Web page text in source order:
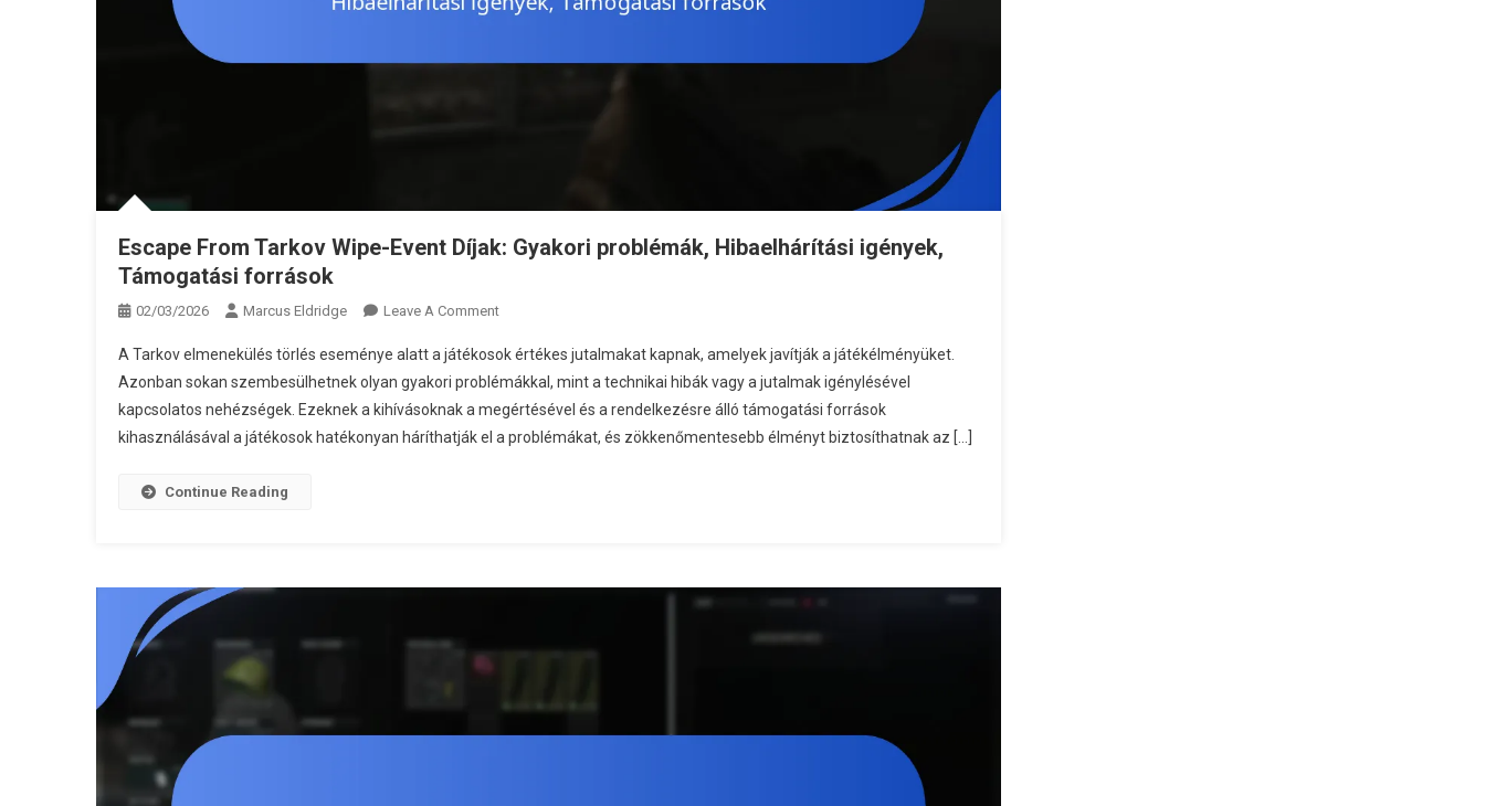
Escape From Tarkov Wipe-Event Díjak: Gyakori problémák, Hibaelhárítási igények,
Támogatási források
02/03/2026 Marcus Eldridge Leave A CommentOn
From
Tarkov
Wipe-
Event
Támogatási
A Tarkov elmenekülés törlés eseménye alatt a játékosok értékes jutalmakat kapnak, amelyek javítják a játékélményüket.
Azonban sokan szembesülhetnek olyan gyakori problémákkal, mint a technikai hibák vagy a jutalmak igénylésével
kapcsolatos nehézségek. Ezeknek a kihívásoknak a megértésével és a rendelkezésre álló támogatási források
kihasználásával a játékosok hatékonyan háríthatják el a problémákat, és zökkenőmentesebb élményt biztosíthatnak az […]
Continue Reading